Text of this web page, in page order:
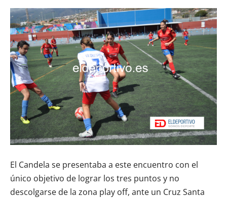
El Candela se presentaba a este encuentro con el
único objetivo de lograr los tres puntos y no
descolgarse de la zona play off, ante un Cruz Santa